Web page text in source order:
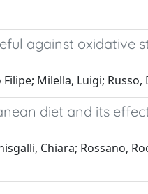
against oxidative
Milella, Luigi; Russo,
diet and its
Chiara; Rossano,